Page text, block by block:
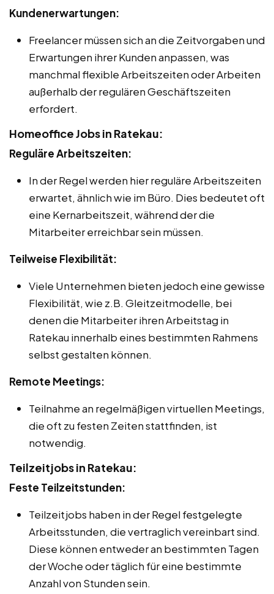
Kundenerwartungen:
Freelancer müssen sich an die Zeitvorgaben und
Erwartungen ihrer Kunden anpassen, was
manchmal flexible Arbeitszeiten oder Arbeiten
außerhalb der regulären Geschäftszeiten
erfordert.
Homeoffice Jobs in Ratekau:
Reguläre Arbeitszeiten:
In der Regel werden hier reguläre Arbeitszeiten
erwartet, ähnlich wie im Büro. Dies bedeutet oft
eine Kernarbeitszeit, während der die
Mitarbeiter erreichbar sein müssen.
Teilweise Flexibilität:
Viele Unternehmen bieten jedoch eine gewisse
Flexibilität, wie z.B. Gleitzeitmodelle, bei
denen die Mitarbeiter ihren Arbeitstag in
Ratekau innerhalb eines bestimmten Rahmens
selbst gestalten können.
Remote Meetings:
Teilnahme an regelmäßigen virtuellen Meetings,
die oft zu festen Zeiten stattfinden, ist
notwendig.
Teilzeitjobs in Ratekau:
Feste Teilzeitstunden:
Teilzeitjobs haben in der Regel festgelegte
Arbeitsstunden, die vertraglich vereinbart sind.
Diese können entweder an bestimmten Tagen
der Woche oder täglich für eine bestimmte
Anzahl von Stunden sein.